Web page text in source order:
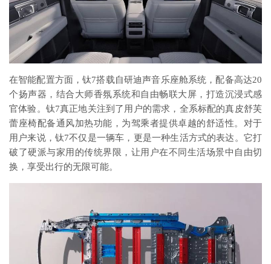
在智能配置方面，钛7搭载自研迪声音乐座舱系统，配备高达20
个扬声器，结合大师香氛系统和自由畅联大屏，打造沉浸式感
官体验。钛7真正地关注到了用户的需求，全系标配的真皮舒芙
蕾座椅配备通风加热功能，为驾乘者提供卓越的舒适性。对于
用户来说，钛7不仅是一辆车，更是一种生活方式的表达。它打
破了硬派与家用的传统界限，让用户在不同生活场景中自由切
换，享受出行的无限可能。